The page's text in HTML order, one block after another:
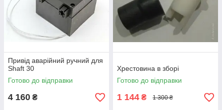
Привід аварійний ручний для
Shaft 30
Готово до відправки
4 160 ₴
Хрестовина в зборі
Готово до відправки
1 144 ₴ 1 300 ₴